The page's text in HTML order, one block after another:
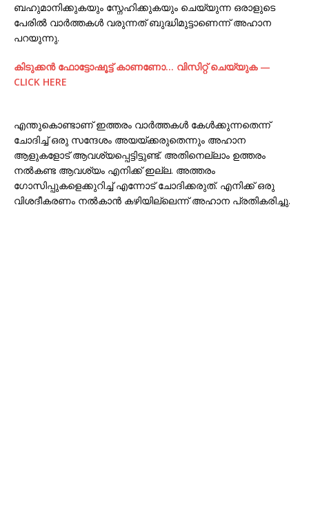
ബഹുമാനിക്കുകയും സ്നേഹിക്കുകയും ചെയ്യുന്ന ഒരാളുടെ
പേരിൽ വാർത്തകൾ വരുന്നത് ബുദ്ധിമുട്ടാണെന്ന് അഹാന
പറയുന്നു.
കിടുക്കന്‍ ഫോട്ടോഷൂട്ട്‌ കാണണോ… വിസിറ്റ് ചെയ്യുക —
CLICK HERE
എന്തുകൊണ്ടാണ് ഇത്തരം വാർത്തകൾ കേൾക്കുന്നതെന്ന്
ചോദിച്ച് ഒരു സന്ദേശം അയയ്ക്കരുതെന്നും അഹാന
ആളുകളോട് ആവശ്യപ്പെട്ടിട്ടുണ്ട്. അതിനെല്ലാം ഉത്തരം
നൽകണ്ട ആവശ്യം എനിക്ക് ഇല്ല. അത്തരം
ഗോസിപ്പുകളെക്കുറിച്ച് എന്നോട് ചോദിക്കരുത്. എനിക്ക് ഒരു
വിശദീകരണം നൽകാൻ കഴിയില്ലെന്ന് അഹാന പ്രതികരിച്ചു.